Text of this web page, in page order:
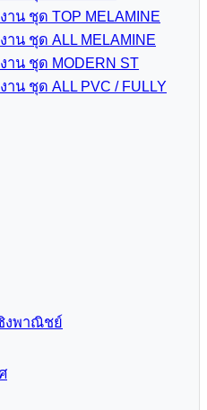
าน ชุด TOP MELAMINE
าน ชุด ALL MELAMINE
าน ชุด MODERN ST
าน ชุด ALL PVC / FULLY
งพาณิชย์